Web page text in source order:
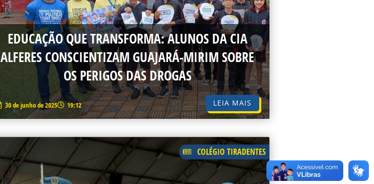
EDUCAÇÃO QUE TRANSFORMA: ALUNOS DA CIA
ALFERES CONSCIENTIZAM GUAJARÁ-MIRIM SOBRE
OS PERIGOS DAS DROGAS
30 de junho de 2025 19:12 LEIA MAIS
COLÉGIO TIRADENTES